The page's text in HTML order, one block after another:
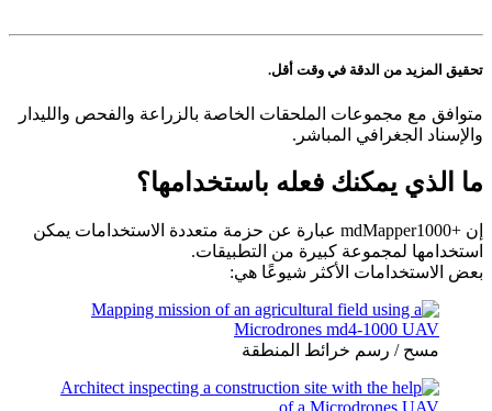
تحقيق المزيد من الدقة في وقت أقل.
متوافق مع مجموعات الملحقات الخاصة بالزراعة والفحص والليدار
والإسناد الجغرافي المباشر.
ما الذي يمكنك فعله باستخدامها؟
إن mdMapper1000+‎ عبارة عن حزمة متعددة الاستخدامات يمكن
استخدامها لمجموعة كبيرة من التطبيقات.
بعض الاستخدامات الأكثر شيوعًا هي:
مسح / رسم خرائط المنطقة